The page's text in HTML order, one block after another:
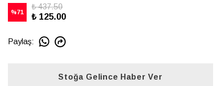
%71
₺ 437.50
₺ 125.00
Paylaş:
Stoğa Gelince Haber Ver